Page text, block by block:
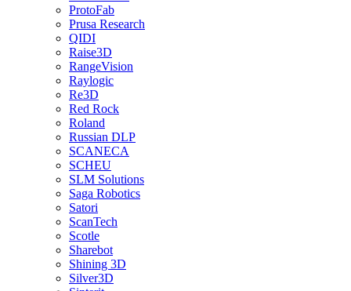
ProtoFab
Prusa Research
QIDI
Raise3D
RangeVision
Raylogic
Re3D
Red Rock
Roland
Russian DLP
SCANECA
SCHEU
SLM Solutions
Saga Robotics
Satori
ScanTech
Scotle
Sharebot
Shining 3D
Silver3D